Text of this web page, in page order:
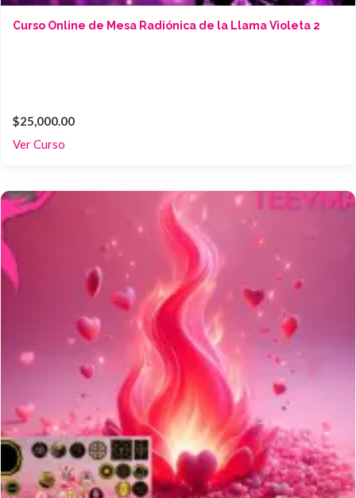
Curso Online de Mesa Radiónica de la Llama Violeta 2
$25,000.00
Ver Curso